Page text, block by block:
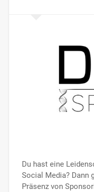
Du hast eine
Social Media? Dann
Präsenz von